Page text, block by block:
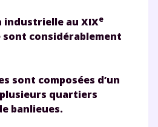
au XIXe
sont considérablement
sont composées d’un
quartiers
banlieues.
votre